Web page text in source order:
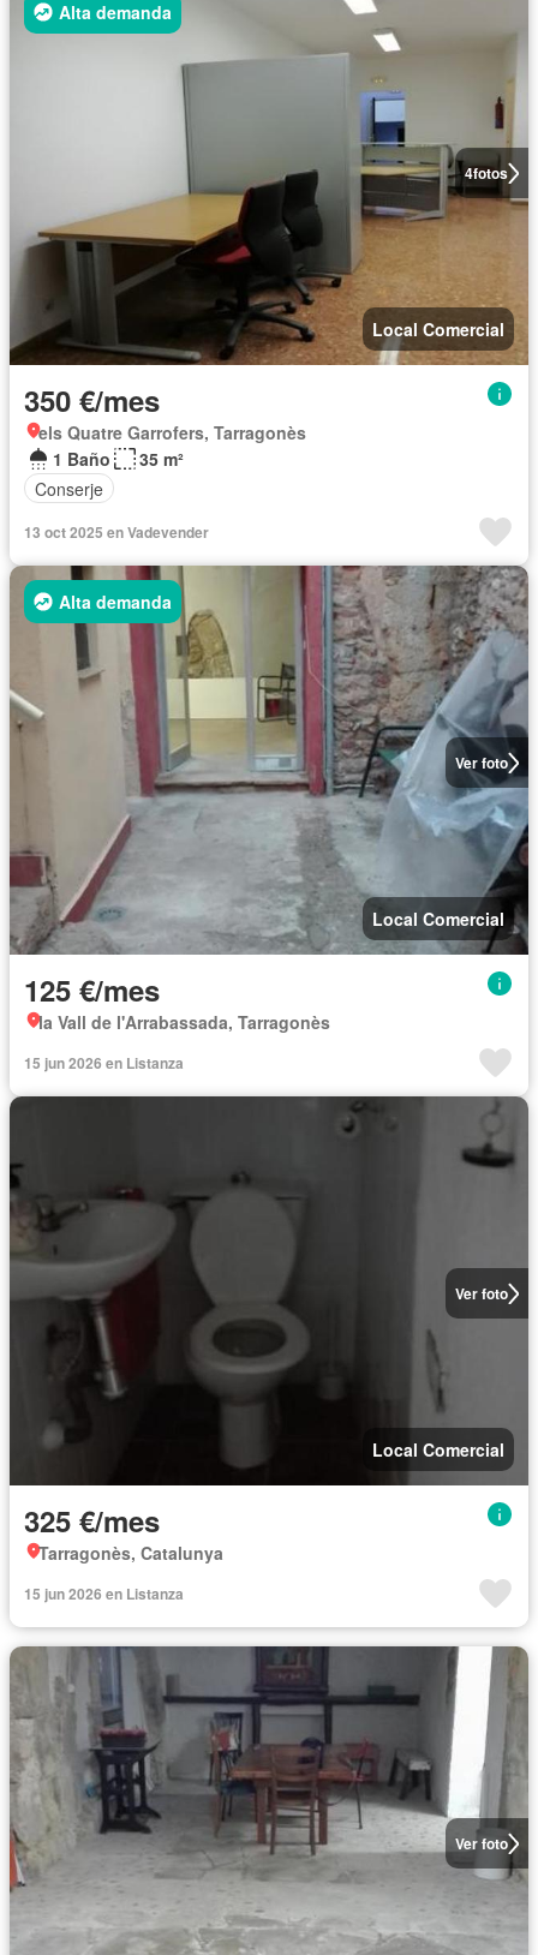
4fotos
Alta demanda
Local Comercial
350 €/mes
els Quatre Garrofers, Tarragonès
1 Baño
35 m²
Conserje
13 oct 2025 en Vadevender
Ver foto
Alta demanda
Local Comercial
125 €/mes
la Vall de l'Arrabassada, Tarragonès
15 jun 2026 en Listanza
Ver foto
Local Comercial
325 €/mes
Tarragonès, Catalunya
15 jun 2026 en Listanza
Ver foto